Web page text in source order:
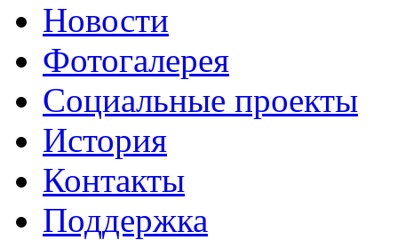
Новости
Фотогалерея
Социальные проекты
История
Контакты
Поддержка